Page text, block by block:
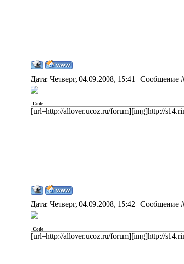
Дата: Четверг, 04.09.2008, 15:41 | Сообщение #
Code
[url=http://allover.ucoz.ru/forum][img]http://
Дата: Четверг, 04.09.2008, 15:42 | Сообщение #
Code
[url=http://allover.ucoz.ru/forum][img]http://